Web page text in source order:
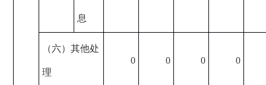
息
（六）其他处
理
0 0 0 0